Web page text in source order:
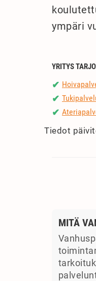
ympäri
YRITYS
✔
✔
✔
Tiedot
MITÄ